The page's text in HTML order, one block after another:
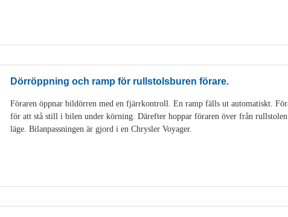
Dörröppning och ramp för rullstolsburen förare.
Föraren öppnar bildörren med en fjärrkontroll. En ramp fälls ut automatiskt.
för att stå still i bilen under körning. Därefter hoppar föraren över från
läge. Bilanpassningen är gjord i en Chrysler Voyager.